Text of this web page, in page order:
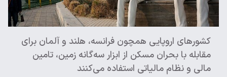
کشورهای اروپایی همچون فرانسه، هلند و آلمان برای
مقابله با بحران مسکن از ابزار سه‌گانه زمین، تامین
مالی و نظام مالیاتی استفاده می‌کنند